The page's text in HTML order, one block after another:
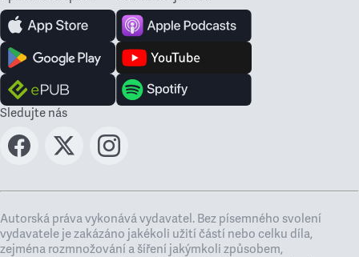
Sledujte nás
Autorská práva vykonává vydavatel. Bez písemného svolení
vydavatele je zakázáno jakékoli užití částí nebo celku díla,
zejména rozmnožování a šíření jakýmkoli způsobem,